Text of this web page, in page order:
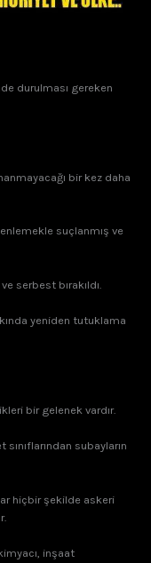
durulması gereken
bir kez daha
suçlanmış ve
serbest bırakıldı.
yeniden tutuklama
bir gelenek vardır.
subayların
hiçbir şekilde askeri
inşaat